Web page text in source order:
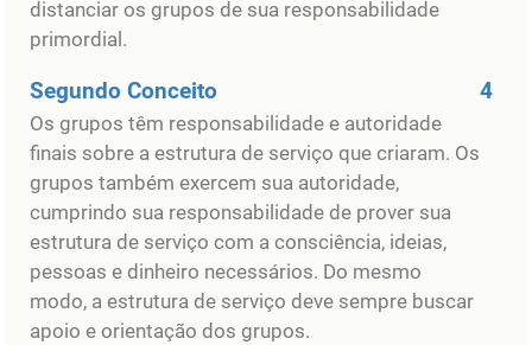
distanciar os grupos de sua responsabilidade
primordial.
Segundo Conceito 4
Os grupos têm responsabilidade e autoridade
finais sobre a estrutura de serviço que criaram. Os
grupos também exercem sua autoridade,
cumprindo sua responsabilidade de prover sua
estrutura de serviço com a consciência, ideias,
pessoas e dinheiro necessários. Do mesmo
modo, a estrutura de serviço deve sempre buscar
apoio e orientação dos grupos.